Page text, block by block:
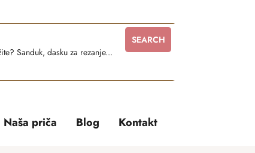
SEARCH
Naša priča Blog Kontakt